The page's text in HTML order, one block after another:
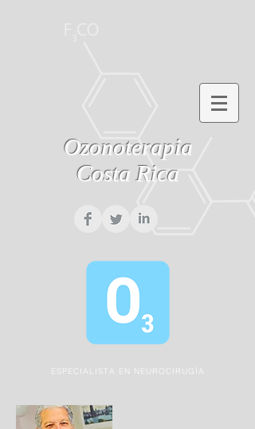
Ozonoterapia
Costa Rica
ESPECIALISTA EN NEUROCIRUGÍA